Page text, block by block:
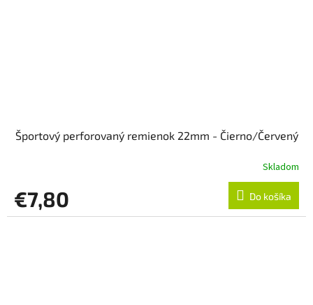
Športový perforovaný remienok 22mm - Čierno/Červený
Skladom
€7,80 Do košíka